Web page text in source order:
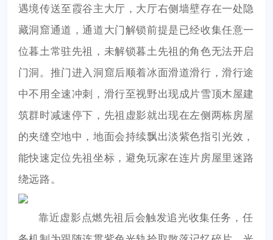
遇境传送至霞谷主大厅，大厅右侧墙壁存在一处隐
藏洞窟通道，通道大门解锁前提是已经收集任意一
位暮土常驻先祖，未解锁暮土先祖的角色无法开启
门洞。推门进入洞窟后顺着冰面滑道滑行，滑行途
中不用全速冲刺，滑行至视野出现成片雪顶木屋建
筑群时减速停下，先祖虚影就出现在左侧两栋房屋
的夹缝空地中，地面会持续飘出淡紫色指引光效，
能快速定位先祖坐标，避免玩家在连片房屋里迷路
绕远路。
靠近虚影点燃先祖后会触发追光收集任务，任